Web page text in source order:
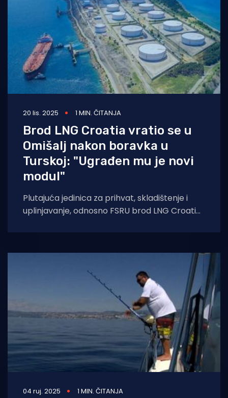
20 lis. 2025 1 MIN. ČITANJA
Brod LNG Croatia vratio se u
Omišalj nakon boravka u
Turskoj: "Ugrađen mu je novi
modul"
Plutajuća jedinica za prihvat, skladištenje i
uplinjavanje, odnosno FSRU brod LNG Croatia
04 ruj. 2025 1 MIN. ČITANJA